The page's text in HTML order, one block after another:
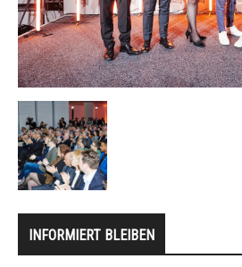
INFORMIERT BLEIBEN